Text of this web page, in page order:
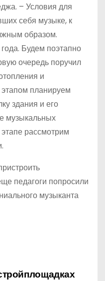
– Условия для
себя музыке, к
образом.
Будем поэтапно
очередь поручил
и
планируем
здания и его
музыкальных
рассмотрим
педагоги попросили
музыканта